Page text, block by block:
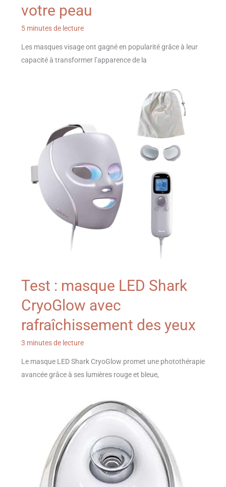
votre peau
5 minutes de lecture
Les masques visage ont gagné en popularité grâce à leur
capacité à transformer l’apparence de la
Test : masque LED Shark
CryoGlow avec
rafraîchissement des yeux
3 minutes de lecture
Le masque LED Shark CryoGlow promet une photothérapie
avancée grâce à ses lumières rouge et bleue,